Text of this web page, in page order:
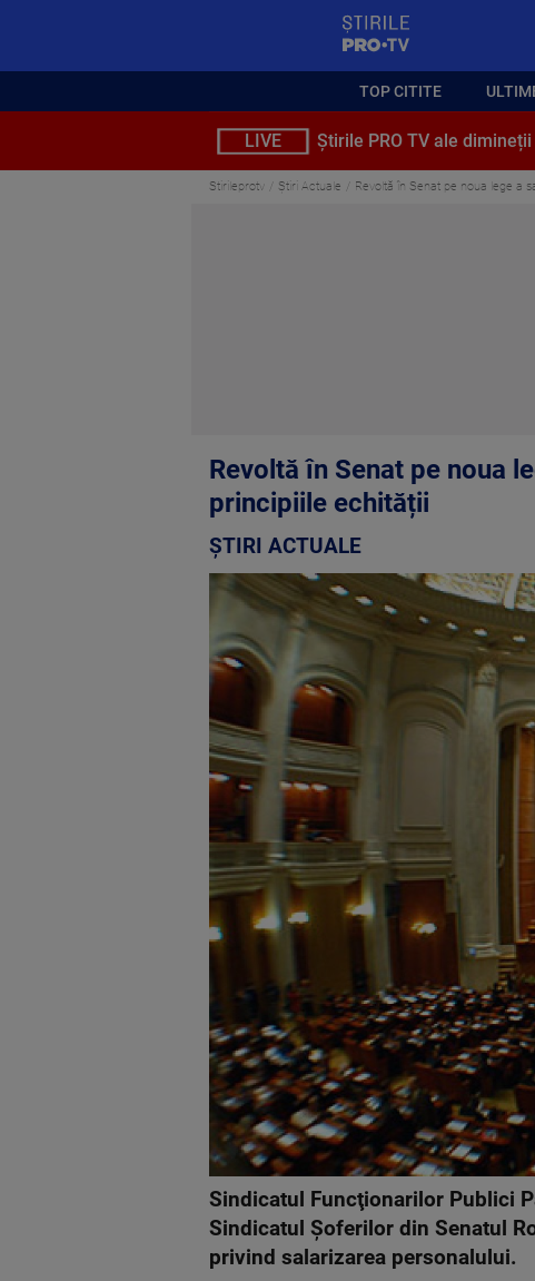
TOP CITITE
LIVE Știrile PRO TV ale dimineții
Stirileprotv Știri Actuale Revoltă în Senat pe noua lege a
Revoltă în Senat pe noua
principiile echității
ȘTIRI ACTUALE
Sindicatul Funcţionarilor Publici
Sindicatul Şoferilor din Senatul
privind salarizarea personalului.